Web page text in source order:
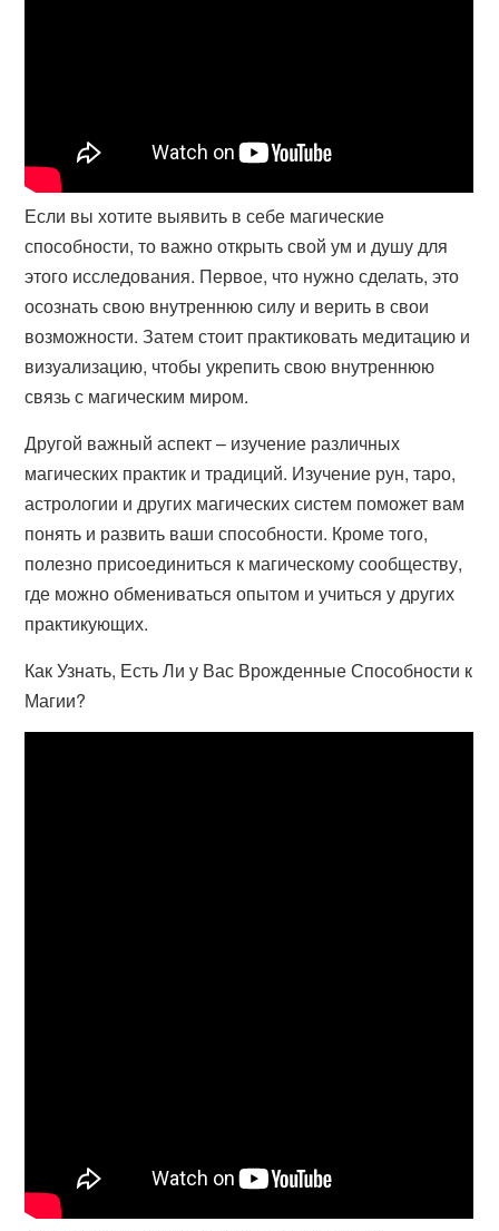
Если вы хотите выявить в себе магические
способности, то важно открыть свой ум и душу для
этого исследования. Первое, что нужно сделать, это
осознать свою внутреннюю силу и верить в свои
возможности. Затем стоит практиковать медитацию и
визуализацию, чтобы укрепить свою внутреннюю
связь с магическим миром.
Другой важный аспект – изучение различных
магических практик и традиций. Изучение рун, таро,
астрологии и других магических систем поможет вам
понять и развить ваши способности. Кроме того,
полезно присоединиться к магическому сообществу,
где можно обмениваться опытом и учиться у других
практикующих.
Как Узнать, Есть Ли у Вас Врожденные Способности к
Магии?